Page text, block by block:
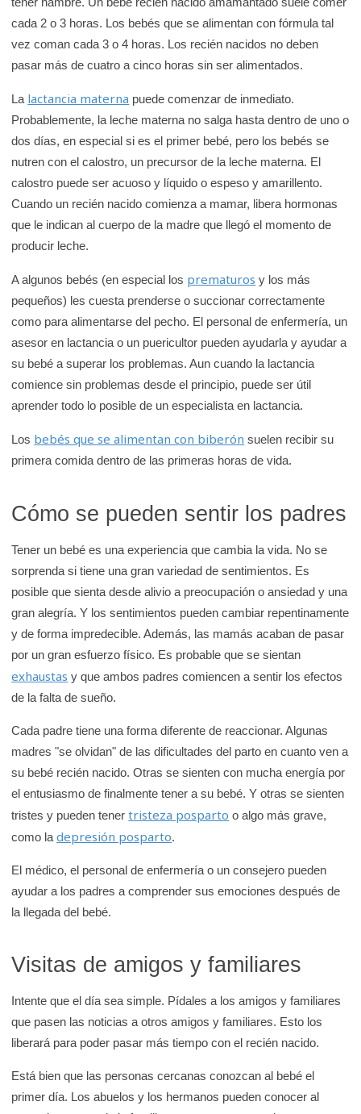
cada 2 o 3 horas. Los bebés que se alimentan con fórmula tal
vez coman cada 3 o 4 horas. Los recién nacidos no deben
pasar más de cuatro a cinco horas sin ser alimentados.
La lactancia materna puede comenzar de inmediato.
Probablemente, la leche materna no salga hasta dentro de uno o
dos días, en especial si es el primer bebé, pero los bebés se
nutren con el calostro, un precursor de la leche materna. El
calostro puede ser acuoso y líquido o espeso y amarillento.
Cuando un recién nacido comienza a mamar, libera hormonas
que le indican al cuerpo de la madre que llegó el momento de
producir leche.
A algunos bebés (en especial los prematuros y los más
pequeños) les cuesta prenderse o succionar correctamente
como para alimentarse del pecho. El personal de enfermería, un
asesor en lactancia o un puericultor pueden ayudarla y ayudar a
su bebé a superar los problemas. Aun cuando la lactancia
comience sin problemas desde el principio, puede ser útil
aprender todo lo posible de un especialista en lactancia.
Los bebés que se alimentan con biberón suelen recibir su
primera comida dentro de las primeras horas de vida.
Cómo se pueden sentir los padres
Tener un bebé es una experiencia que cambia la vida. No se
sorprenda si tiene una gran variedad de sentimientos. Es
posible que sienta desde alivio a preocupación o ansiedad y una
gran alegría. Y los sentimientos pueden cambiar repentinamente
y de forma impredecible. Además, las mamás acaban de pasar
por un gran esfuerzo físico. Es probable que se sientan
exhaustas y que ambos padres comiencen a sentir los efectos
de la falta de sueño.
Cada padre tiene una forma diferente de reaccionar. Algunas
madres "se olvidan" de las dificultades del parto en cuanto ven a
su bebé recién nacido. Otras se sienten con mucha energía por
el entusiasmo de finalmente tener a su bebé. Y otras se sienten
tristes y pueden tenertristeza posparto o algo más grave,
como ladepresión posparto.
El médico, el personal de enfermería o un consejero pueden
ayudar a los padres a comprender sus emociones después de
la llegada del bebé.
Visitas de amigos y familiares
Intente que el día sea simple. Pídales a los amigos y familiares
que pasen las noticias a otros amigos y familiares. Esto los
liberará para poder pasar más tiempo con el recién nacido.
Está bien que las personas cercanas conozcan al bebé el
primer día. Los abuelos y los hermanos pueden conocer al